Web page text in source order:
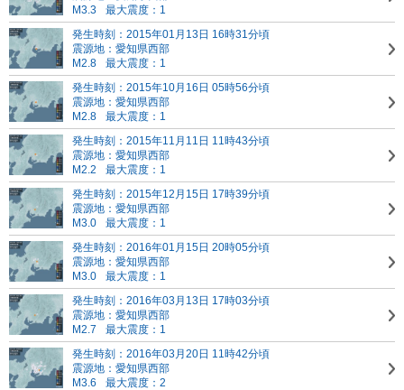
M3.3
最大震度：1
発生時刻：2015年01月13日 16時31分頃
震源地：愛知県西部
M2.8
最大震度：1
発生時刻：2015年10月16日 05時56分頃
震源地：愛知県西部
M2.8
最大震度：1
発生時刻：2015年11月11日 11時43分頃
震源地：愛知県西部
M2.2
最大震度：1
発生時刻：2015年12月15日 17時39分頃
震源地：愛知県西部
M3.0
最大震度：1
発生時刻：2016年01月15日 20時05分頃
震源地：愛知県西部
M3.0
最大震度：1
発生時刻：2016年03月13日 17時03分頃
震源地：愛知県西部
M2.7
最大震度：1
発生時刻：2016年03月20日 11時42分頃
震源地：愛知県西部
M3.6
最大震度：2